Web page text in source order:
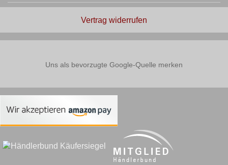
Vertrag widerrufen
Uns als bevorzugte Google-Quelle merken